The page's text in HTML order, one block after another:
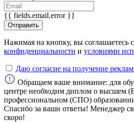
{{ fields.email.error }}
Отправить
Нажимая на кнопку, вы соглашаетесь с
конфиденциальности и условиями
Даю согласие на получение
Обращаем ваше внимание: для
центре необходим диплом о высшем
профессиональном (СПО)
Спасибо за ваши ответы! Менеджер
скоро!
WhatsApp
Max